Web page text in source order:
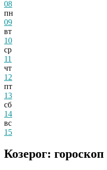
08
пн
09
вт
10
ср
11
чт
12
пт
13
сб
14
вс
15
Козерог: